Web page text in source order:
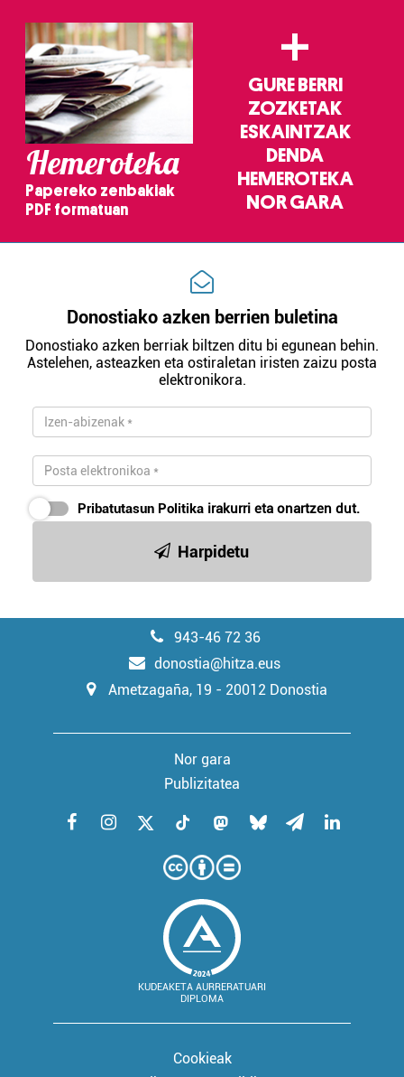
Hemeroteka
Papereko zenbakiak
PDF formatuan
+
GURE BERRI
ZOZKETAK
ESKAINTZAK
DENDA
HEMEROTEKA
NOR GARA
Donostiako azken berrien buletina
Donostiako azken berriak biltzen ditu bi egunean behin.
Astelehen, asteazken eta ostiraletan iristen zaizu posta
elektronikora.
Pribatutasun Politika irakurri eta onartzen dut.
Harpidetu
943-46 72 36
donostia@hitza.eus
Ametzagaña, 19 - 20012 Donostia
Nor gara
Publizitatea
KUDEAKETA AURRERATUARI
DIPLOMA
Cookieak